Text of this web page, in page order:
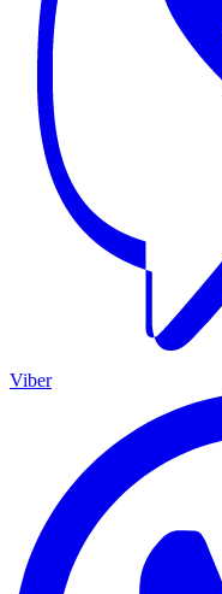
Viber